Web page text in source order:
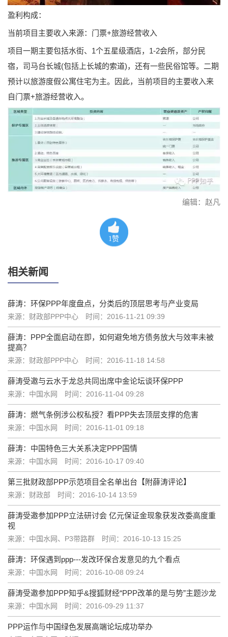
盈利构成：
当前项目主要收入来源：门票+旅游经营收入
项目一期主要包括水街、1个五星级酒店，1-2会所，部分民
宿，司马台长城(包括上长城的索道)，还有一些民俗馆等。二期
预计以旅游度假公寓住宅为主。因此，当前项目的主要收入来
自门票+旅游经营收入。
编辑：赵凡
1 赞
相关新闻
薛涛：环保PPP年度盘点，分类后的顶层思考与产业变局
来源：财政部PPP中心 时间：2016-11-21 09:39
薛涛：PPP全面启动在即，如何避免地方债务放大与效率未被
提高？
来源：财政部PPP中心 时间：2016-11-18 14:58
薛涛受邀与云水于龙总共同出席中金论坛谈环保PPP
来源：中国水网 时间：2016-11-04 09:28
薛涛：燃气条例涉公权私授？看PPP失去顶层支撑的危害
来源：中国水网 时间：2016-11-01 09:18
薛涛：中国特色三大关系决定PPP国情
来源：中国水网 时间：2016-10-17 09:40
第三批财政部PPP示范项目全名单出台【附薛涛评论】
来源：财政部 时间：2016-10-14 13:59
薛涛受邀参加PPP立法研讨会 亿元保证金现象获发改委高度重
视
来源：中国水网、P3带路群 时间：2016-10-13 15:25
薛涛：环保遇到ppp---发改环保合发意见的九个看点
来源：中国水网 时间：2016-10-08 09:24
薛涛受邀参加PPP知乎&搜狐财经“PPP改革的是与势”主题沙龙
来源：中国水网 时间：2016-09-29 11:37
PPP运作与中国绿色发展高端论坛成功举办